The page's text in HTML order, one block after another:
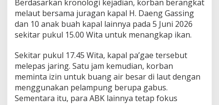
Berdasarkan kronologi kejadian, korban berangkat
melaut bersama juragan kapal H. Daeng Gassing
dan 10 anak buah kapal lainnya pada 5 Juni 2026
sekitar pukul 15.00 Wita untuk menangkap ikan.
Sekitar pukul 17.45 Wita, kapal pa’gae tersebut
melepas jaring. Satu jam kemudian, korban
meminta izin untuk buang air besar di laut dengan
menggunakan pelampung berupa gabus.
Sementara itu, para ABK lainnya tetap fokus